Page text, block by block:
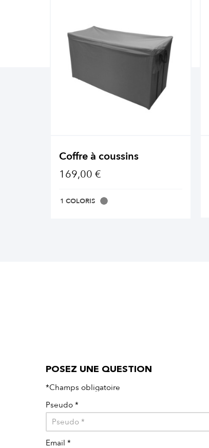
Coffre à coussins
169,00 €
1 COLORIS
POSEZ UNE QUESTION
*Champs obligatoire
Pseudo *
Email *